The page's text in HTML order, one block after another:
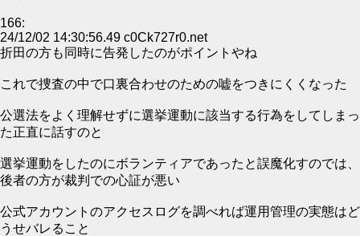
166:
24/12/02 14:30:56.49 c0Ck727r0.net
折田の方も同時に告発したのがポイントやね
これで捜査の中で口裏合わせのための嘘をつきにくくなった
公選法をよく理解せずに選挙運動に該当する行為をしてしまっ
た正直に話すのと
選挙運動をしたのにボランティアであったと誤魔化すのでは、
後者の方が裁判での心証が悪い
公式アカウントのアクセスログを調べれば運用管理の実態はど
うせバレること